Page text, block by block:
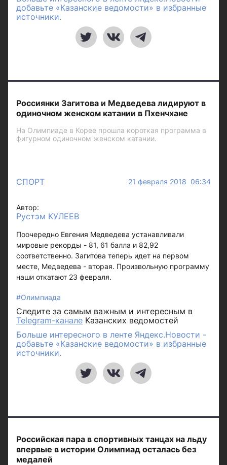
добавьте «Казанские ведомости» в избранные
источники.
Россиянки Загитова и Медведева лидируют в
одиночном женском катании в Пхенчхане
На Олимпиаде в Корее прошла короткая программа в
фигурном одиночном женском катании.
СПОРТ 21 февраля 2018 06:34
Автор:
Рустэм КУЛЕЕВ
Поочередно Евгения Медведева устанавливали
мировые рекорды - 81, 61 балла и 82,92
соответственно. Загитова теперь идет на первом
месте, Медведева - вторая. Произвольную программу
наши откатают 23 февраля.
#Олимпиада
Следите за самым важным и интересным в
Telegram-канале Казанских ведомостей
Больше интересного в ленте Яндекс.Новости -
добавьте «Казанские ведомости» в избранные
источники.
Российская пара в спортивных танцах на льду
впервые в истории Олимпиад осталась без
медалей